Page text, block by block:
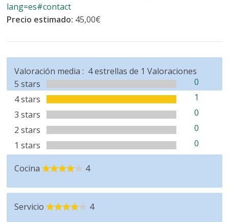
lang=es#contact
Precio estimado: 45,00€
Valoración media :
5 stars
0
4 stars
1
3 stars
0
2 stars
0
1 stars
0
4estrellas de 1 Valoraciones
Cocina 4
Servicio 4